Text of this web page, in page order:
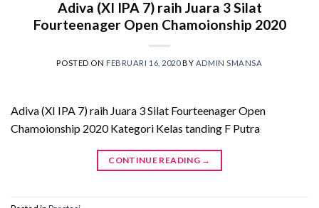
Adiva (XI IPA 7) raih Juara 3 Silat
Fourteenager Open Chamoionship 2020
POSTED ON FEBRUARI 16, 2020BY ADMIN SMANSA
Adiva (XI IPA 7) raih Juara 3 Silat Fourteenager Open
Chamoionship 2020 Kategori Kelas tanding F Putra
CONTINUE READING →